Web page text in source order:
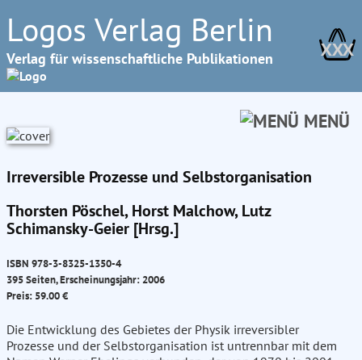
Logos Verlag Berlin
Verlag für wissenschaftliche Publikationen XXX
MENÜ
Irreversible Prozesse und Selbstorganisation
Thorsten Pöschel, Horst Malchow, Lutz
Schimansky-Geier [Hrsg.]
ISBN 978-3-8325-1350-4
395 Seiten, Erscheinungsjahr: 2006
Preis: 59.00 €
Die Entwicklung des Gebietes der Physik irreversibler
Prozesse und der Selbstorganisation ist untrennbar mit dem